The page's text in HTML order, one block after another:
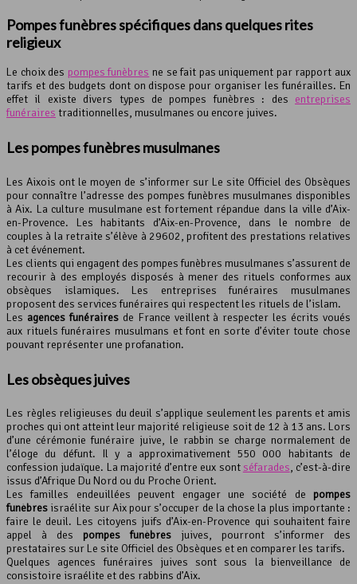
Pompes funèbres spécifiques dans quelques rites
religieux
Le choix des pompes funèbres ne se fait pas uniquement par rapport aux
tarifs et des budgets dont on dispose pour organiser les funérailles. En
effet il existe divers types de pompes funèbres : des entreprises
funéraires traditionnelles, musulmanes ou encore juives.
Les pompes funèbres musulmanes
Les Aixois ont le moyen de s’informer sur Le site Officiel des Obsèques
pour connaître l’adresse des pompes funèbres musulmanes disponibles
à Aix. La culture musulmane est fortement répandue dans la ville d’Aix-
en-Provence. Les habitants d’Aix-en-Provence, dans le nombre de
couples à la retraite s’élève à 29602, profitent des prestations relatives
à cet événement.
Les clients qui engagent des pompes funèbres musulmanes s’assurent de
recourir à des employés disposés à mener des rituels conformes aux
obsèques islamiques. Les entreprises funéraires musulmanes
proposent des services funéraires qui respectent les rituels de l’islam.
Les agences funérairesde France veillent à respecter les écrits voués
aux rituels funéraires musulmans et font en sorte d’éviter toute chose
pouvant représenter une profanation.
Les obsèques juives
Les règles religieuses du deuil s’applique seulement les parents et amis
proches qui ont atteint leur majorité religieuse soit de 12 à 13 ans. Lors
d’une cérémonie funéraire juive, le rabbin se charge normalement de
l’éloge du défunt. Il y a approximativement 550 000 habitants de
confession judaïque. La majorité d’entre eux sont séfarades, c’est-à-dire
issus d’Afrique Du Nord ou du Proche Orient.
Les familles endeuillées peuvent engager une société de pompes
funèbres israélite sur Aix pour s’occuper de la chose la plus importante :
faire le deuil. Les citoyens juifs d’Aix-en-Provence qui souhaitent faire
appel à des pompes funèbres juives, pourront s’informer des
prestataires sur Le site Officiel des Obsèques et en comparer les tarifs.
Quelques agences funéraires juives sont sous la bienveillance de
consistoire israélite et des rabbins d’Aix.